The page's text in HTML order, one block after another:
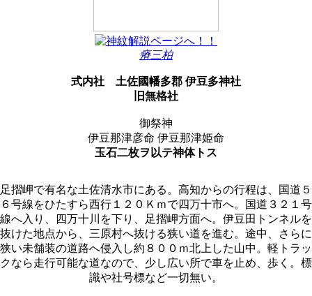
瘠三柏
式内社
土佐國幡多郡 伊豆多神社
旧無格社
御祭神
伊豆那津彦命 伊豆那津姫命
玉石二枚ヲ以テ神体トス
足摺岬で有名な土佐清水市にある。高知からの行程は、国道５
６号線をひたすら西行１２０Ｋｍで四万十市へ。国道３２１号
線へ入り、四万十川を下り、足摺岬方面へ。伊豆田トンネルを
抜けた地点から、三原村へ抜ける狭い道を進む。途中、さらに
狭い未舗装の道路へ侵入し約８００ｍ北上した山中。軽トラッ
クなら走行可能な道なので、少し広い所で車を止め、歩く。標
識や社号標など一切無い。